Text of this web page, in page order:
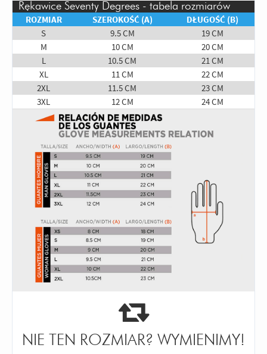
Rękawice Seventy Degrees - tabela rozmiarów
ROZMIAR
SZEROKOŚĆ (A)
DŁUGOŚĆ (B)
S
9.5 CM
19 CM
M
10 CM
20 CM
L
10.5 CM
21 CM
XL
11 CM
22 CM
2XL
11.5 CM
23 CM
3XL
12 CM 24 CM
NIE TEN ROZMIAR? WYMIENIMY!